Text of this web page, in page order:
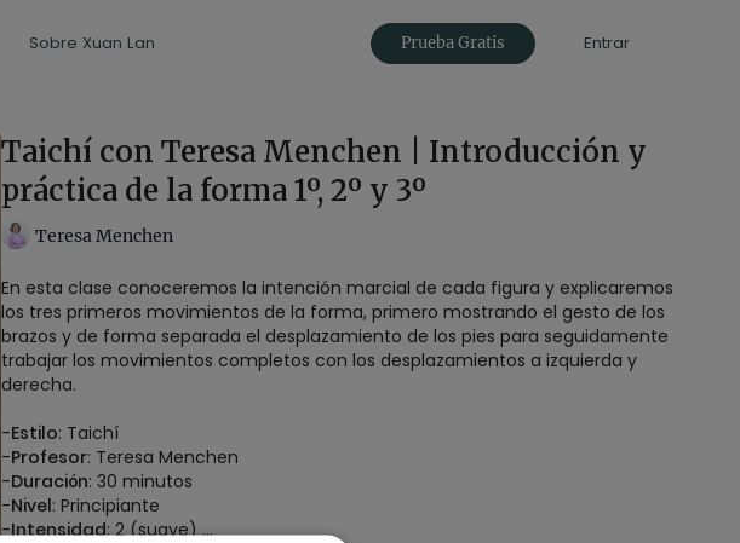
Sobre Xuan Lan Prueba Gratis Entrar
Taichí con Teresa Menchen | Introducción y
práctica de la forma 1º, 2º y 3º
Teresa Menchen
En esta clase conoceremos la intención marcial de cada figura y explicaremos
los tres primeros movimientos de la forma, primero mostrando el gesto de los
brazos y de forma separada el desplazamiento de los pies para seguidamente
trabajar los movimientos completos con los desplazamientos a izquierda y
derecha.
-Estilo: Taichí
-Profesor: Teresa Menchen
-Duración: 30 minutos
-Nivel: Principiante
-Intensidad: 2 (suave)